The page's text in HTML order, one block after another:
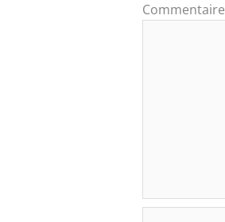
Commentaire